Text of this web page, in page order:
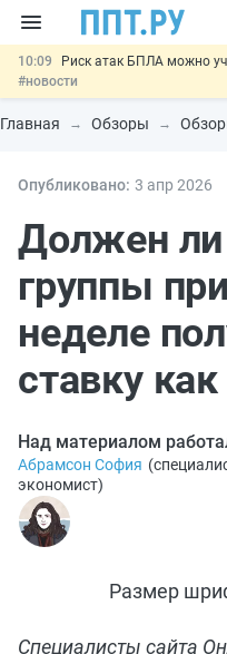
10:09
Риск атак БПЛА можно
#новости
00:01
6 августа: важные
#новости
05.08 Мигрантам с судимостью
05.08
Подписан
#новости
Главная Обзоры
Опубликовано: 3 апр 2026
Должен
группы
неделе
ставку
Над материалом
Абрамсон София (
экономист)
Размер
Специалисты сайта